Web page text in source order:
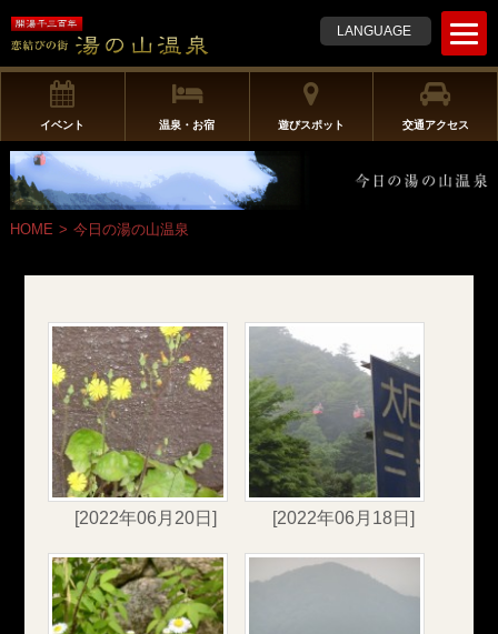
t
o
g
l
n
LANGUAGE
イベント 温泉・お宿 遊びスポット 交通アクセス
HOME > 今日の湯の山温泉
[2022年06月20日] [2022年06月18日]